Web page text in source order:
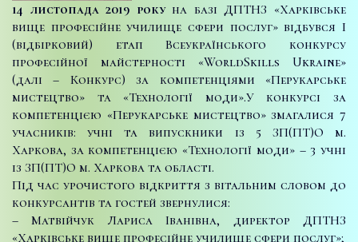
14 листопада 2019 рокуна базі ДПТНЗ «Харківське
вище професійне училище сфери послуг» відбувся І
(відбірковий) етап Всеукраїнського конкурсу
професійної майстерності «WorldSkills Ukraine»
(далі – Конкурс) за компетенціями «Перукарське
мистецтво» та «Технології моди».У конкурсі за
компетенцією «Перукарське мистецтво» змагалися 7
учасників: учні та випускники із 5 ЗП(ПТ)О м.
Харкова, за компетенцією «Технології моди» – 3 учні
із ЗП(ПТ)О м. Харкова та області.
Під час урочистого відкриття з вітальним словом до
конкурсантів та гостей звернулися:
– Матвійчук Лариса Іванівна, директор ДПТНЗ
«Харківське вище професійне училище сфери послуг»;